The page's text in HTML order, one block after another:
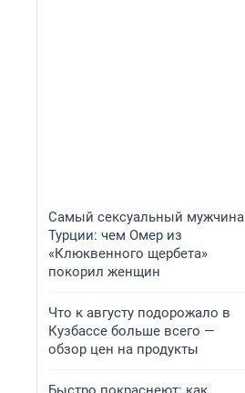
Самый сексуальный мужчина
Турции: чем Омер из
«Клюквенного щербета»
покорил женщин
Что к августу подорожало в
Кузбассе больше всего —
обзор цен на продукты